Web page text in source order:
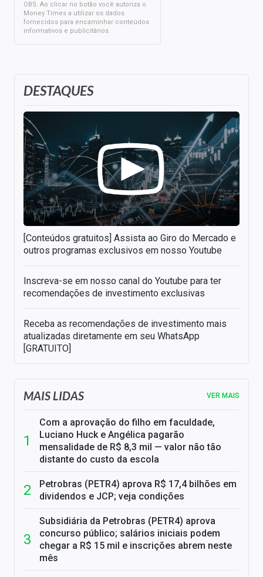
DESTAQUES
[Conteúdos gratuitos] Assista ao Giro do Mercado e
outros programas exclusivos em nosso Youtube
Inscreva-se em nosso canal do Youtube para ter
recomendações de investimento exclusivas
Receba as recomendações de investimento mais
atualizadas diretamente em seu WhatsApp
[GRATUITO]
OBS: Ao clicar no botão você autoriza o
Money Times a utilizar os dados
fornecidos para encaminhar conteúdos
informativos e publicitários.
MAIS LIDAS VER MAIS
Com a aprovação do filho em faculdade,
Luciano Huck e Angélica pagarão
mensalidade de R$ 8,3 mil — valor não tão
distante do custo da escola
Petrobras (PETR4) aprova R$ 17,4 bilhões em
dividendos e JCP; veja condições
Subsidiária da Petrobras (PETR4) aprova
concurso público; salários iniciais podem
chegar a R$ 15 mil e inscrições abrem neste
mês